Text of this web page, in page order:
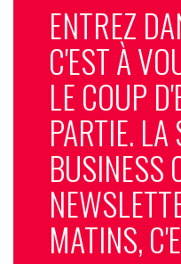
ENTREZ
C'EST À
LE COUP
PARTIE. LA
BUSINESS
MATINS,